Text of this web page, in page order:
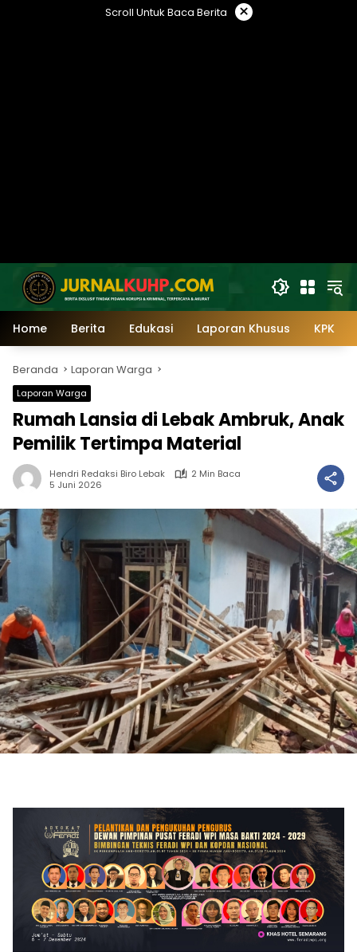
Scroll Untuk Baca Berita ×
Home Berita Edukasi Laporan Khusus KPK
Beranda Laporan Warga
Laporan Warga
Rumah Lansia di Lebak Ambruk, Anak
Pemilik Tertimpa Material
Hendri Redaksi Biro Lebak
2 Min Baca
5 Juni 2026